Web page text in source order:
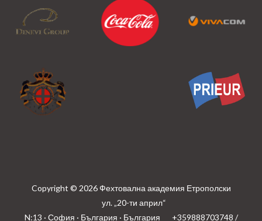
Copyright © 2026 Фехтовална академия Етрополски
ул. „20-ти април“
N:13 · София · България · България
+359888703748 /